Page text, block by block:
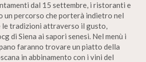
dal 15 settembre, i ristoranti e
un percorso che porterà indietro nel
le tradizioni attraverso il gusto,
di Siena ai sapori senesi. Nel menù i
faranno trovare un piatto della
in abbinamento con i vini del